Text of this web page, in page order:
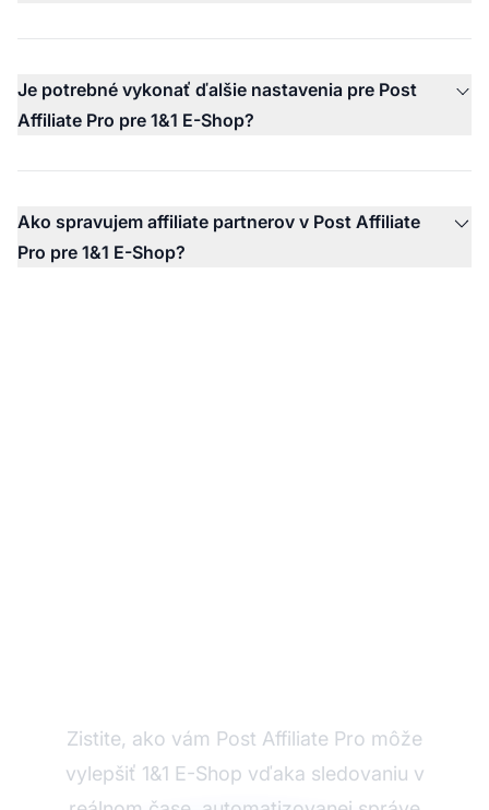
Je potrebné vykonať ďalšie nastavenia pre Post
Affiliate Pro pre 1&1 E-Shop?
Ako spravujem affiliate partnerov v Post Affiliate
Pro pre 1&1 E-Shop?
Zistite, ako vám Post Affiliate Pro môže
vylepšiť 1&1 E-Shop vďaka sledovaniu v